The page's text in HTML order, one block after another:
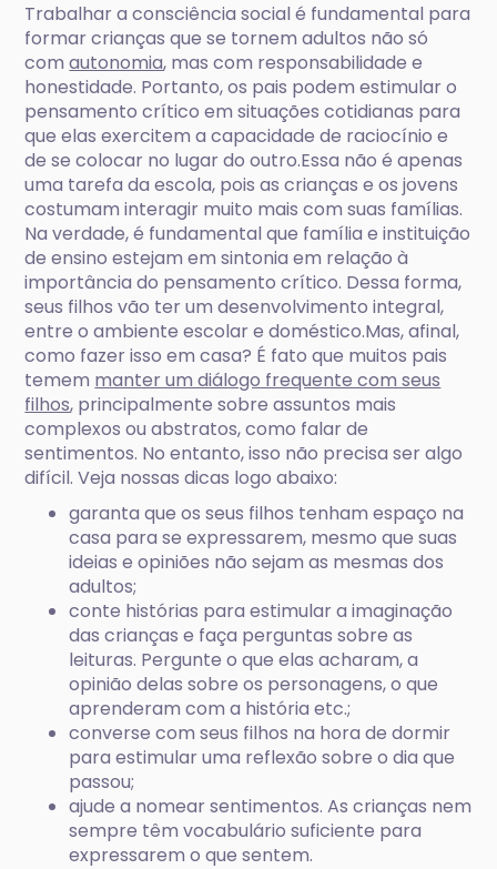
Trabalhar a consciência social é fundamental para
formar crianças que se tornem adultos não só
comautonomia, mas com responsabilidade e
honestidade. Portanto, os pais podem estimular o
pensamento crítico em situações cotidianas para
que elas exercitem a capacidade de raciocínio e
de se colocar no lugar do outro.Essa não é apenas
uma tarefa da escola, pois as crianças e os jovens
costumam interagir muito mais com suas famílias.
Na verdade, é fundamental que família e instituição
de ensino estejam em sintonia em relação à
importância do pensamento crítico. Dessa forma,
seus filhos vão ter um desenvolvimento integral,
entre o ambiente escolar e doméstico.Mas, afinal,
como fazer isso em casa? É fato que muitos pais
temem manter um diálogo frequente com seus
filhos, principalmente sobre assuntos mais
complexos ou abstratos, como falar de
sentimentos. No entanto, isso não precisa ser algo
difícil. Veja nossas dicas logo abaixo:
garanta que os seus filhos tenham espaço na
casa para se expressarem, mesmo que suas
ideias e opiniões não sejam as mesmas dos
adultos;
conte histórias para estimular a imaginação
das crianças e faça perguntas sobre as
leituras. Pergunte o que elas acharam, a
opinião delas sobre os personagens, o que
aprenderam com a história etc.;
converse com seus filhos na hora de dormir
para estimular uma reflexão sobre o dia que
passou;
ajude a nomear sentimentos. As crianças nem
sempre têm vocabulário suficiente para
expressarem o que sentem.